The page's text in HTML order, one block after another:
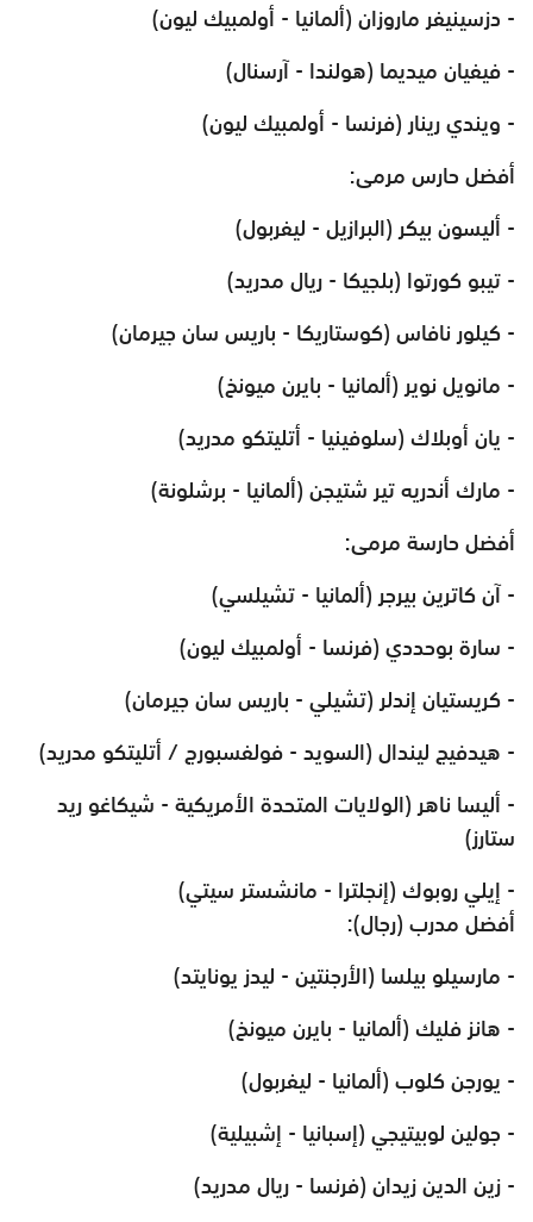
- دزسينيفر ماروزان (ألمانيا - أولمبيك ليون)
- فيفيان ميديما (هولندا - آرسنال)
- ويندي رينار (فرنسا - أولمبيك ليون)
أفضل حارس مرمى:
- أليسون بيكر (البرازيل - ليفربول)
- تيبو كورتوا (بلجيكا - ريال مدريد)
- كيلور نافاس (كوستاريكا - باريس سان جيرمان)
- مانويل نوير (ألمانيا - بايرن ميونخ)
- يان أوبلاك (سلوفينيا - أتليتكو مدريد)
- مارك أندريه تير شتيجن (ألمانيا - برشلونة)
أفضل حارسة مرمى:
- آن كاترين بيرجر (ألمانيا - تشيلسي)
- سارة بوحددي (فرنسا - أولمبيك ليون)
- كريستيان إندلر (تشيلي - باريس سان جيرمان)
- هيدفيج ليندال (السويد - فولفسبورج / أتليتكو مدريد)
- أليسا ناهر (الولايات المتحدة الأمريكية - شيكاغو ريد
ستارز)
- إيلي روبوك (إنجلترا - مانشستر سيتي)
أفضل مدرب (رجال):
- مارسيلو بيلسا (الأرجنتين - ليدز يونايتد)
- هانز فليك (ألمانيا - بايرن ميونخ)
- يورجن كلوب (ألمانيا - ليفربول)
- جولين لوبيتيجي (إسبانيا - إشبيلية)
- زين الدين زيدان (فرنسا - ريال مدريد)